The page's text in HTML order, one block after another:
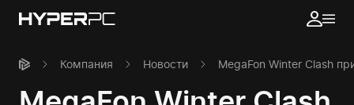
Компания Новости MegaFon Winter Clash